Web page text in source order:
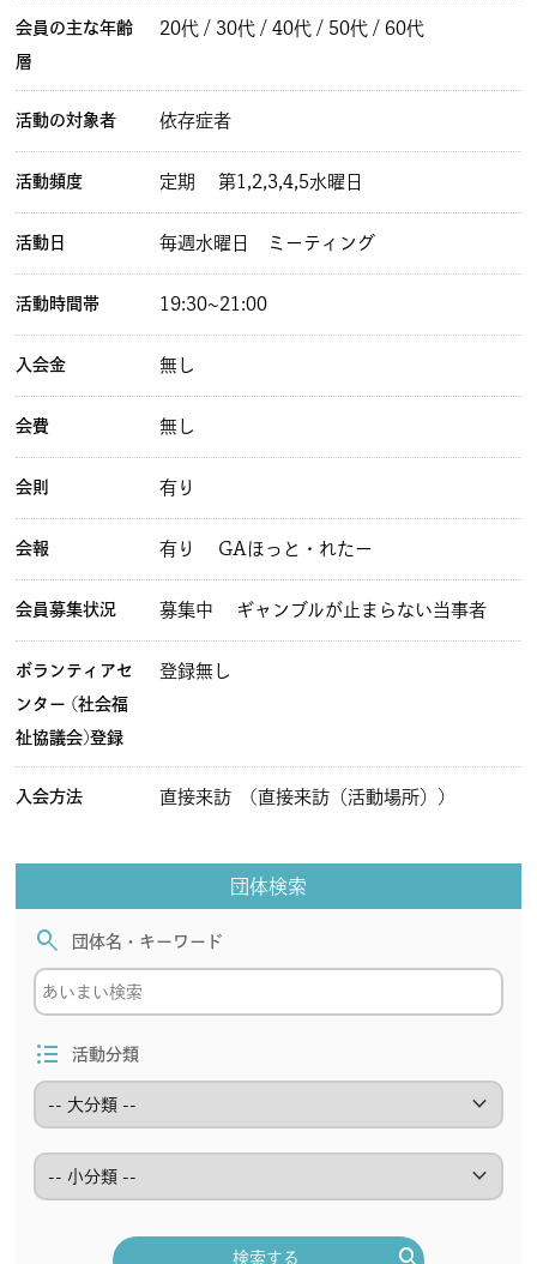
会員の主な年齢
層
20代 / 30代 / 40代 / 50代 / 60代
活動の対象者 依存症者
活動頻度 定期 第1,2,3,4,5水曜日
活動日 毎週水曜日 ミーティング
活動時間帯 19:30~21:00
入会金 無し
会費 無し
会則 有り
会報 有り GAほっと・れたー
会員募集状況 募集中 ギャンブルが止まらない当事者
ボランティアセ
ンター (社会福
祉協議会)登録
登録無し
入会方法 直接来訪 (直接来訪（活動場所）)
団体検索
search 団体名・キーワード
format_list_bulleted 活動分類
keyboard_arrow_down
keyboard_arrow_down
検索する